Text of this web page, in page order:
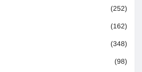
(252)
(162)
(348)
(98)